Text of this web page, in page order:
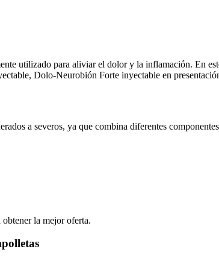
utilizado para aliviar el dolor y la inflamación. En
Dolo-Neurobión Forte inyectable en
a severos, ya que combina diferentes
obtener la mejor oferta.